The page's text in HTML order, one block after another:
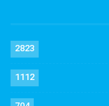
2823
1112